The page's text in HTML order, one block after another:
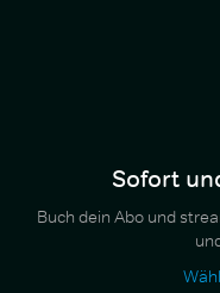
Sofort
Buch dein Abo und